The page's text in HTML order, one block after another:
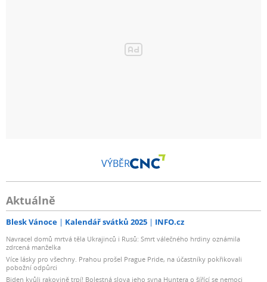
VÝBĚR
Aktuálně
Blesk Vánoce Kalendář svátků 2025 INFO.cz
Navracel domů mrtvá těla Ukrajinců i Rusů: Smrt válečného hrdiny oznámila
zdrcená manželka
Více lásky pro všechny. Prahou prošel Prague Pride, na účastníky pokřikovali
pobožní odpůrci
Biden kvůli rakovině trpí! Bolestná slova jeho syna Huntera o šířící se nemoci